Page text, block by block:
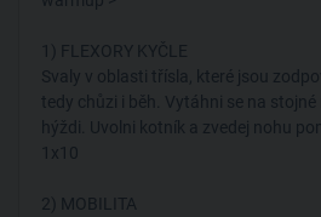
1) FLEXORY KYČLE
Svaly v oblasti třísla, které jsou
tedy chůzi i běh. Vytáhni se na stojné
hýždi. Uvolni kotník a zvedej nohu
1x10
2) MOBILITA